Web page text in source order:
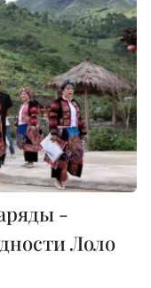
-
Лоло